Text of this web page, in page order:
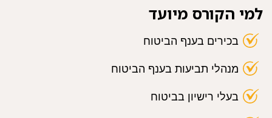
למי הקורס מיועד
בכירים בענף הביטוח
מנהלי תביעות בענף הביטוח
בעלי רישיון בביטוח